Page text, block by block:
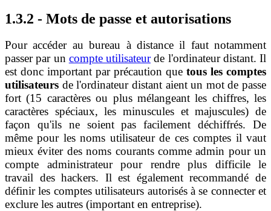
1.3.2 - Mots de passe et autorisations
Pour accéder au bureau à distance il faut notamment
passer par un compte utilisateurde l'ordinateur distant. Il
est donc important par précaution que tous les comptes
utilisateurs de l'ordinateur distant aient un mot de passe
fort (15 caractères ou plus mélangeant les chiffres, les
caractères spéciaux, les minuscules et majuscules) de
façon qu'ils ne soient pas facilement déchiffrés. De
même pour les noms utilisateur de ces comptes il vaut
mieux éviter des noms courants comme admin pour un
compte administrateur pour rendre plus difficile le
travail des hackers. Il est également recommandé de
définir les comptes utilisateurs autorisés à se connecter et
exclure les autres (important en entreprise).